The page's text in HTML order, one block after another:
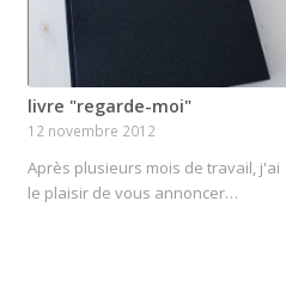
livre "regarde-moi"
12 novembre 2012
Après plusieurs mois de travail, j'ai
le plaisir de vous annoncer…